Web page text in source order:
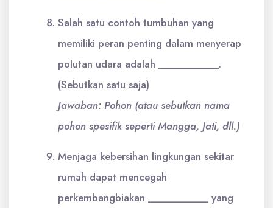
Salah satu contoh tumbuhan yang
memiliki peran penting dalam menyerap
polutan udara adalah ___________.
(Sebutkan satu saja)
Jawaban: Pohon (atau sebutkan nama
pohon spesifik seperti Mangga, Jati, dll.)
Menjaga kebersihan lingkungan sekitar
rumah dapat mencegah
perkembangbiakan ___________ yang